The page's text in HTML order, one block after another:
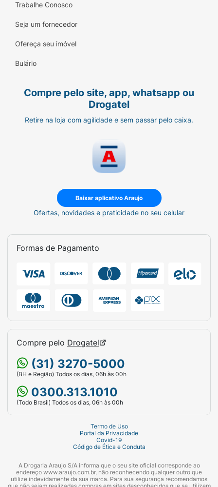
Trabalhe Conosco
Seja um fornecedor
Ofereça seu imóvel
Bulário
Compre pelo site, app, whatsapp ou
Drogatel
Retire na loja com agilidade e sem passar pelo caixa.
Baixar aplicativo Araujo
Ofertas, novidades e praticidade no seu celular
Formas de Pagamento
Compre pelo Drogatel
(31) 3270-5000
(BH e Região) Todos os dias, 06h às 00h
0300.313.1010
(Todo Brasil) Todos os dias, 06h às 00h
Termo de Uso
Portal da Privacidade
Covid-19
Código de Ética e Conduta
A Drogaria Araujo S/A informa que o seu site oficial corresponde ao
endereço www.araujo.com.br, não reconhecendo qualquer outro que
utilize indevidamente da sua marca. Para sua segurança recomendamos